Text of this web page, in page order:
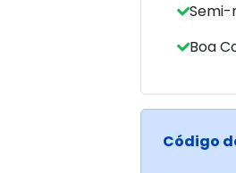
Semi-
Boa
Código